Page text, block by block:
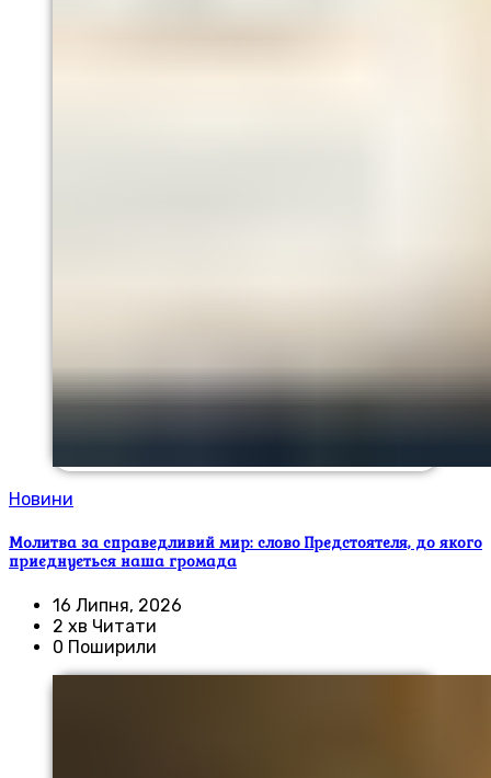
Новини
Молитва за справедливий мир: слово Предстоятеля, до якого
приєднується наша громада
16 Липня, 2026
2 хв Читати
0 Поширили